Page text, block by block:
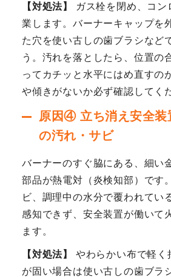
【対処法】
ガス栓を閉め、コ
業します。バーナーキャップを
た穴を使い古しの歯ブラシなど
う。汚れを落としたら、位置の
ってカチッと水平にはめ直すの
や傾きがないか必ず確認してく
原因④ 立ち消え安全装
の汚れ・サビ
バーナーのすぐ脇にある、細い
部品が熱電対（炎検知部）です
ビ、調理中の水分で覆われてい
感知できず、安全装置が働いて
ます。
【対処法】 やわらかい布で軽く
が固い場合は使い古しの歯ブラ